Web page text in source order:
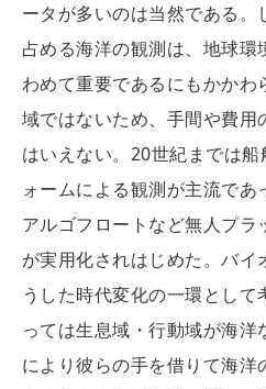
ータが多いのは当然である
占める海洋の観測は、地球環
わめて重要であるにもかかわ
域ではないため、手間や費用
はいえない。20世紀までは
ォームによる観測が主流であ
アルゴフロートなど無人プラ
が実用化されはじめた。バイ
うした時代変化の一環として
っては生息域・行動域が海
により彼らの手を借りて海洋